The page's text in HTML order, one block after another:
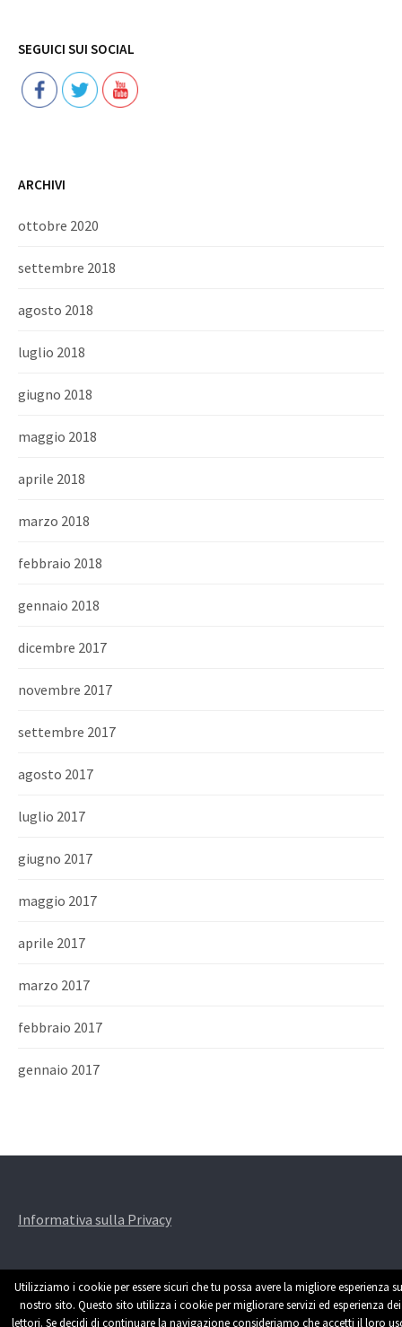
SEGUICI SUI SOCIAL
ARCHIVI
ottobre 2020
settembre 2018
agosto 2018
luglio 2018
giugno 2018
maggio 2018
aprile 2018
marzo 2018
febbraio 2018
gennaio 2018
dicembre 2017
novembre 2017
settembre 2017
agosto 2017
luglio 2017
giugno 2017
maggio 2017
aprile 2017
marzo 2017
febbraio 2017
gennaio 2017
Informativa sulla Privacy
Utilizziamo i cookie per essere sicuri che tu possa avere la migliore esperienza
nostro sito. Questo sito utilizza i cookie per migliorare servizi ed esperienza dei
lettori. Se decidi di continuare la navigazione consideriamo che accetti il loro